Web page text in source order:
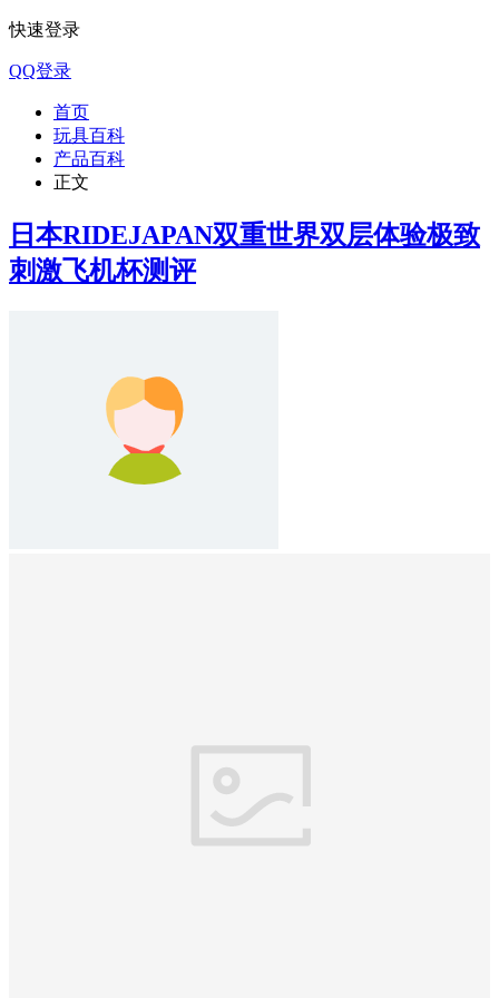
快速登录
QQ登录
首页
玩具百科
产品百科
正文
日本RIDEJAPAN双重世界双层体验极致
刺激飞机杯测评